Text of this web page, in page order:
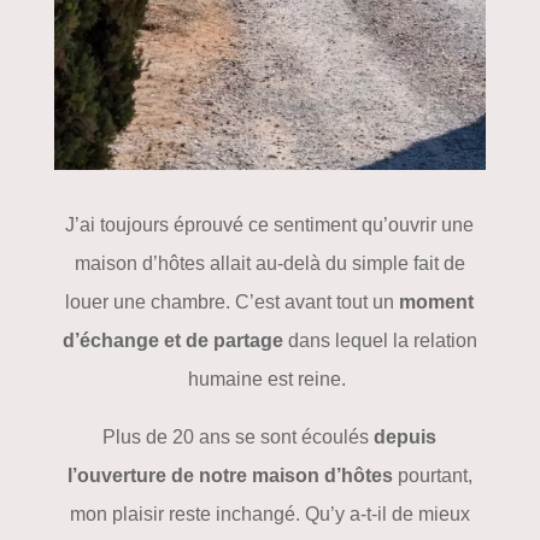
J’ai toujours éprouvé ce sentiment qu’ouvrir une
maison d’hôtes allait au-delà du simple fait de
louer une chambre. C’est avant tout un moment
d’échange et de partagedans lequel la relation
humaine est reine.
Plus de 20 ans se sont écoulésdepuis
l’ouverture de notre maison d’hôtespourtant,
mon plaisir reste inchangé. Qu’y a-t-il de mieux